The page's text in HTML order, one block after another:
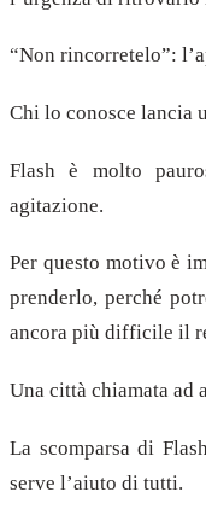
“Non rincorretelo”:
Chi lo conosce lancia
Flash è molto
agitazione.
Per questo motivo è
prenderlo, perché
ancora più difficile il
Una città chiamata ad
La scomparsa di
serve l’aiuto di tutti.